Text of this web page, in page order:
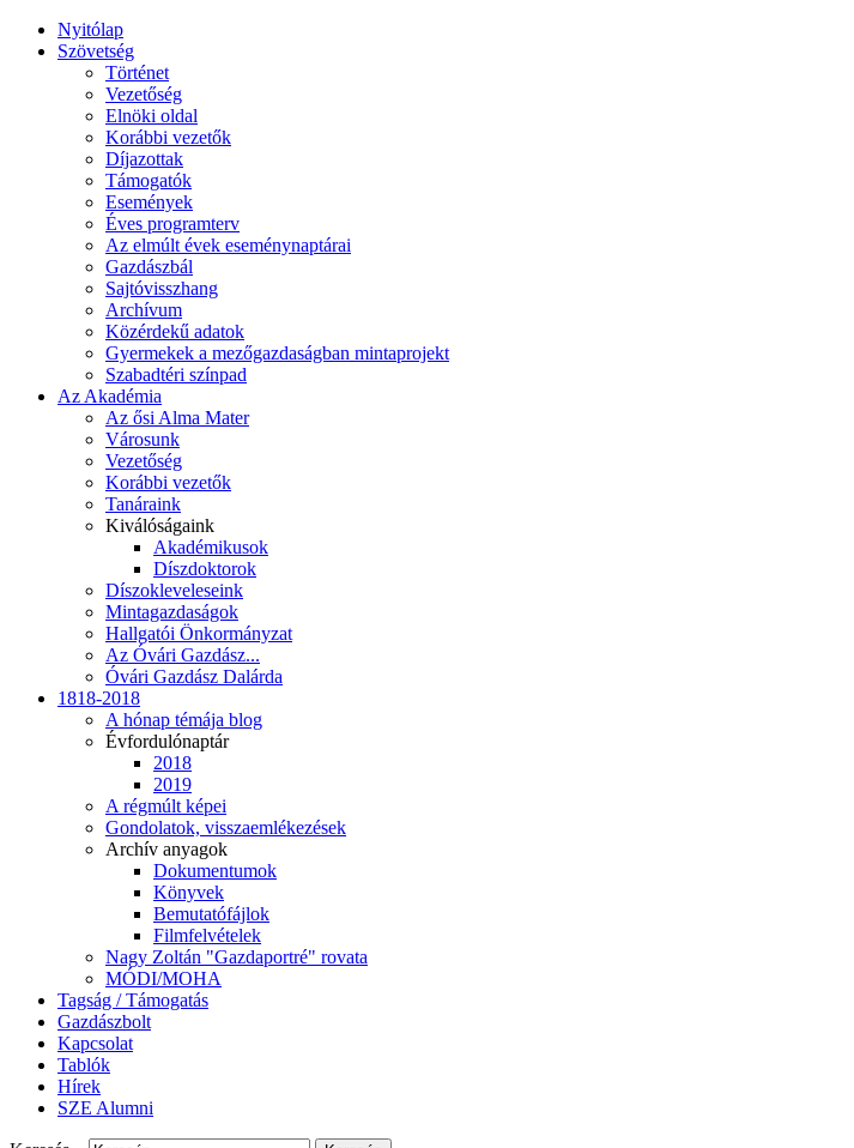
Nyitólap
Szövetség
Történet
Vezetőség
Elnöki oldal
Korábbi vezetők
Díjazottak
Támogatók
Események
Éves programterv
Az elmúlt évek eseménynaptárai
Gazdászbál
Sajtóvisszhang
Archívum
Közérdekű adatok
Gyermekek a mezőgazdaságban mintaprojekt
Szabadtéri színpad
Az Akadémia
Az ősi Alma Mater
Városunk
Vezetőség
Korábbi vezetők
Tanáraink
Kiválóságaink
Akadémikusok
Díszdoktorok
Díszokleveleseink
Mintagazdaságok
Hallgatói Önkormányzat
Az Óvári Gazdász...
Óvári Gazdász Dalárda
1818-2018
A hónap témája blog
Évfordulónaptár
2018
2019
A régmúlt képei
Gondolatok, visszaemlékezések
Archív anyagok
Dokumentumok
Könyvek
Bemutatófájlok
Filmfelvételek
Nagy Zoltán "Gazdaportré" rovata
MÓDI/MOHA
Tagság / Támogatás
Gazdászbolt
Kapcsolat
Tablók
Hírek
SZE Alumni